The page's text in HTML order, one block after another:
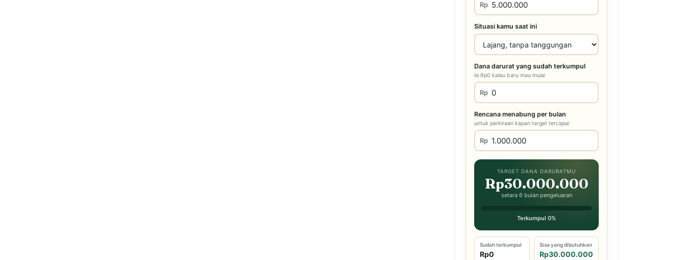
Rp
Situasi kamu saat ini
Dana darurat yang sudah terkumpul
isi Rp0 kalau baru mau mulai
Rp
Rencana menabung per bulan
untuk perkiraan kapan target tercapai
Rp
TARGET DANA DARURATMU
Rp30.000.000
setara 6 bulan pengeluaran
Terkumpul 0%
Sudah terkumpul
Rp0
Sisa yang dibutuhkan
Rp30.000.000